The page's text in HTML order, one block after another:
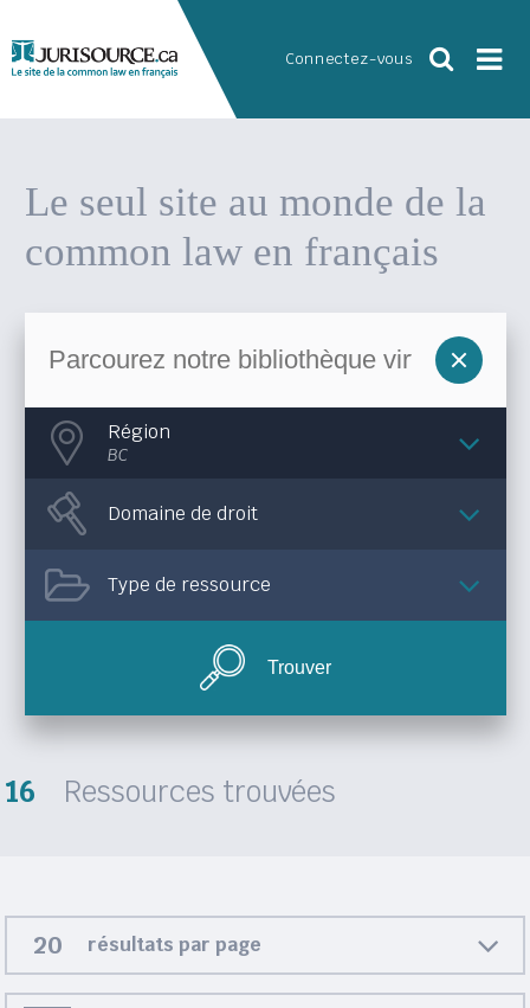
Connectez-vous
Le seul site au monde de la
common law en français
Région
BC
Domaine de droit
Type de ressource
Trouver
16 Ressources trouvées
résultats par page